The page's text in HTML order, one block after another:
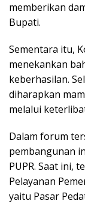
memberikan
Bupati.
Sementara itu,
menekankan
keberhasilan.
diharapkan
melalui
Dalam forum
pembangunan
PUPR. Saat ini,
Pelayanan
yaitu Pasar